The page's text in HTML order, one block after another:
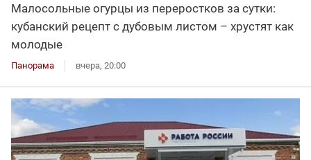
Малосольные огурцы из переростков за сутки:
кубанский рецепт с дубовым листом – хрустят как
молодые
Панорама вчера, 20:00